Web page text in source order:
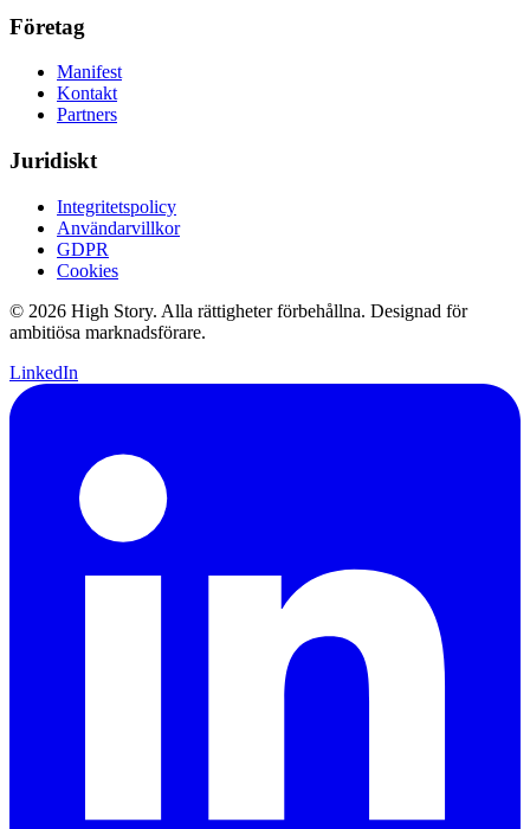
Företag
Manifest
Kontakt
Partners
Juridiskt
Integritetspolicy
Användarvillkor
GDPR
Cookies
© 2026 High Story. Alla rättigheter förbehållna. Designad för
ambitiösa marknadsförare.
LinkedIn